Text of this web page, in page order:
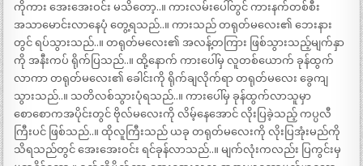
ကိုကား အေးအေးဝင်း မသိတော့..။ ကားလမ်းပေါ်တွင် ကားနက်တစ်စီး
အသာမောင်းလာနေပုံ တွေ့ရသည်..။ ကားသည် တရုတ်မလေး၏ ဘေးနား
တွင် ရပ်သွားသည်..။ တရုတ်မလေး၏ အလန့်တကြား ဖြစ်သွားသည့်မျက်နှာ
ကို အနီးကပ် ရိုက်ပြသည်..။ ထို့နောက် ကားပေါ်မှ လူတစ်ယောက် ခုန်ထွက်
လာကာ တရုတ်မလေး၏ ခေါင်းကို ရိုက်ချလိုက်ရာ တရုတ်မလေး ခွေကျ
သွားသည်..။ သတိလစ်သွားပုံရသည်..။ ကားပေါ်မှ ခုန်ထွက်လာသူမှာ
စောစောကအပိုင်းတွင် ဗိုလ်မလေးကို လိမ့်နေအောင် လိုးပြခဲ့သည့် ကပ္ပလီ
ကြီးပင် ဖြစ်သည်..။ ထိုလူကြီးသည် ယခု တရုတ်မလေးကို လိုးပြအုံးမည်ကို
သိရသည်တွင် အေးအေးဝင်း ရင်ခုန်လာသည်..။ မျက်လုံးကလည်း ပြကွင်းမှ